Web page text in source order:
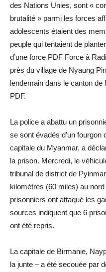
des Nations Unies, sont «
brutalité » parmi les forces
adolescents étaient des
peuple qui tentaient de
d’une force PDF Force à
près du village de Nyaung
lendemain dans le canton
PDF.
La police a abattu un
se sont évadés d’un fourgon
capitale du Myanmar, a
la prison. Mercredi, le
tribunal de district de
kilomètres (60 miles) au
prisonniers ont attaqué les
sources indiquent que 6
ont été repris.
La capitale de Birmanie,
la junte – a été secouée par